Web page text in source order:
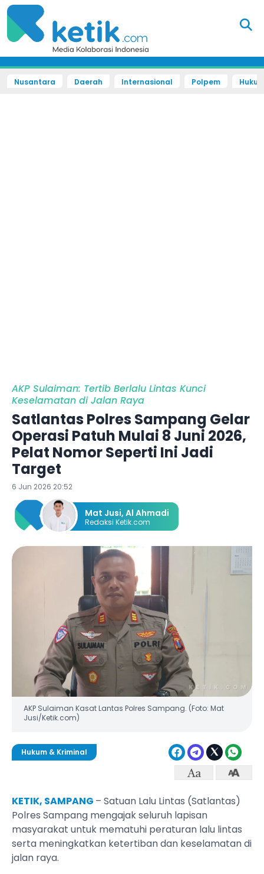
Nusantara Daerah Internasional Polpem
AKP Sulaiman: Tertib Berlalu Lintas Kunci
Keselamatan di Jalan Raya
Satlantas Polres Sampang Gelar
Operasi Patuh Mulai 8 Juni 2026,
Pelat Nomor Seperti Ini Jadi
Target
6 Jun 2026 20:52
Mat Jusi, Al Ahmadi
Redaksi Ketik.com
AKP Sulaiman Kasat Lantas Polres Sampang. (Foto: Mat
Jusi/Ketik.com)
Hukum & Kriminal
KETIK, SAMPANG – Satuan Lalu Lintas (Satlantas)
Polres Sampang mengajak seluruh lapisan
masyarakat untuk mematuhi peraturan lalu lintas
serta meningkatkan ketertiban dan keselamatan di
jalan raya.